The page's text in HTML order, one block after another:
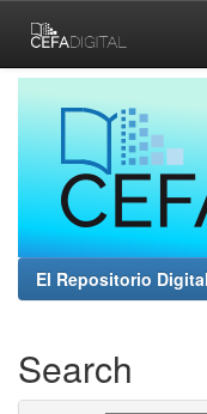
navigation
El Repositorio
Search